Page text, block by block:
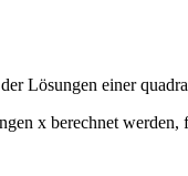
Lösungen einer
x berechnet